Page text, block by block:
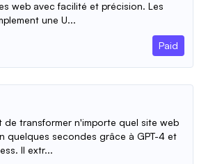
web avec facilité et précision. Les
une U...
Paid
de transformer n'importe quel site web
quelques secondes grâce à GPT-4 et
Il extr...